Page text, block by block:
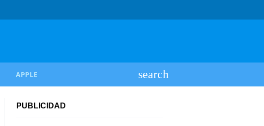
APPLE
PUBLICIDAD